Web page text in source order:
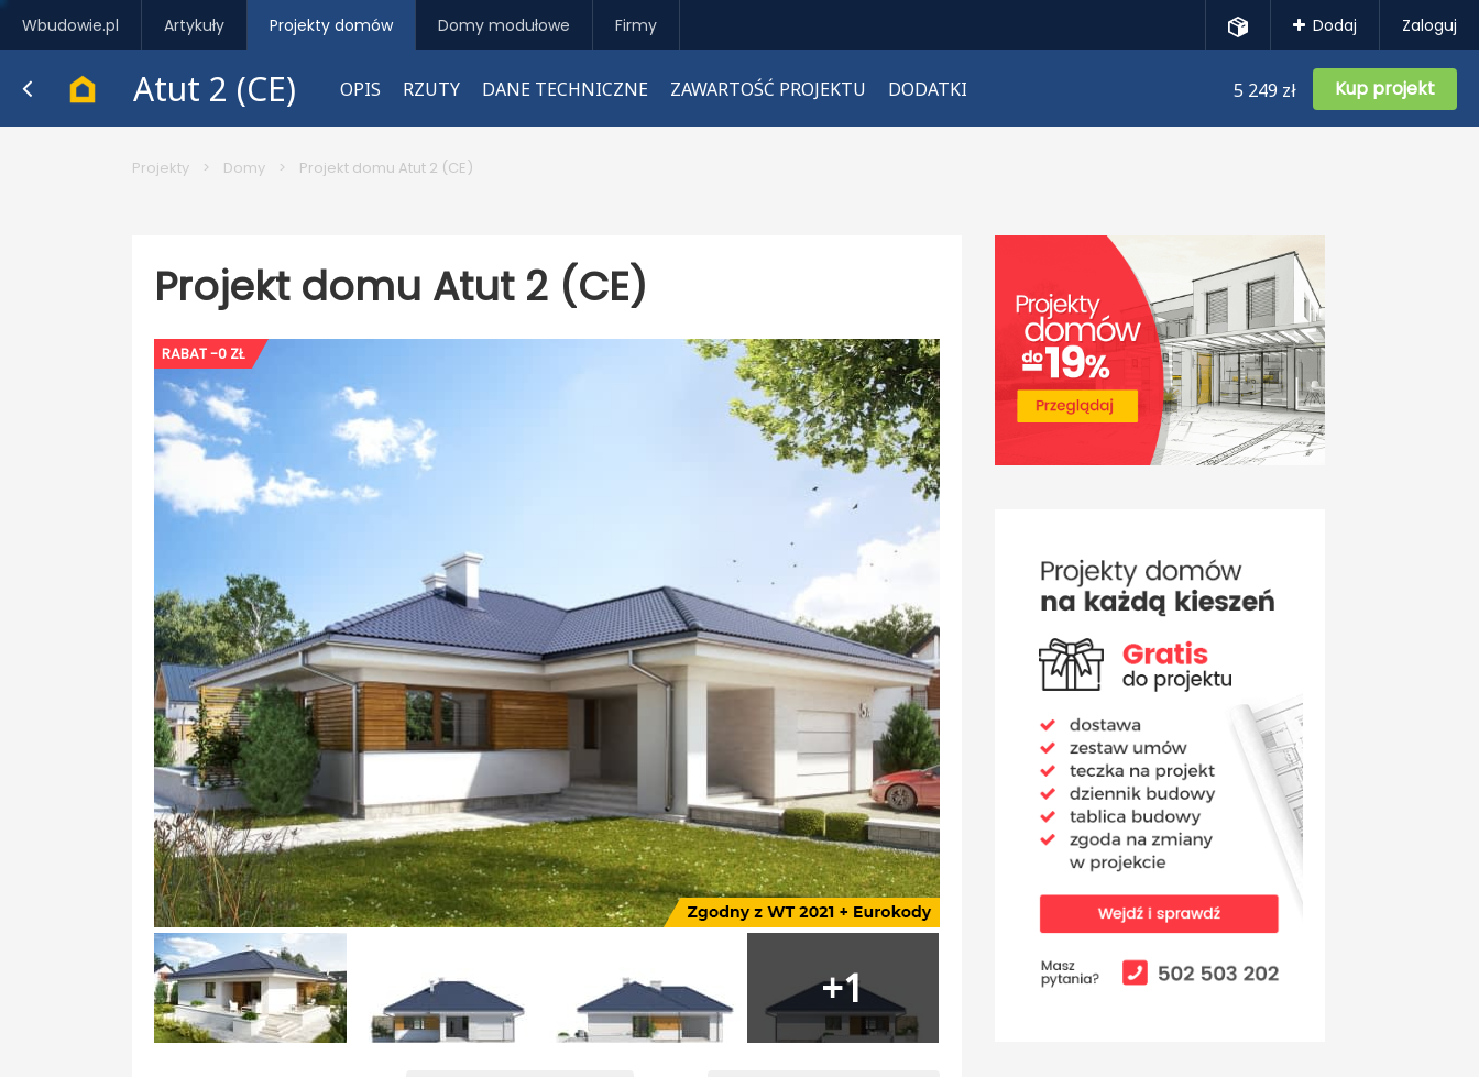
Wbudowie.pl Artykuły Projekty domów Domy modułowe Firmy Dodaj Zaloguj
Atut 2 (CE) OPIS RZUTY DANE TECHNICZNE ZAWARTOŚĆ PROJEKTU DODATKI 5 249 zł Kup projekt
Projekty > Domy > Projekt domu Atut 2 (CE)
Projekt domu Atut 2 (CE)
RABAT -0 ZŁ
+1